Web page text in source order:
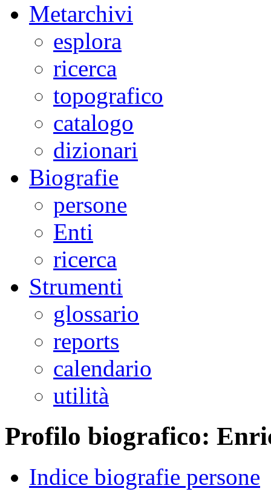
Metarchivi
esplora
ricerca
topografico
catalogo
dizionari
Biografie
persone
Enti
ricerca
Strumenti
glossario
reports
calendario
utilità
Profilo biografico:
Indice biografie persone